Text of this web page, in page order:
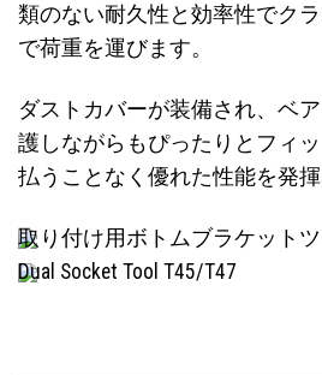
類のない耐久性と効率性でク
で荷重を運びます。
ダストカバーが装備され、ベ
護しながらもぴったりとフィ
払うことなく優れた性能を発揮
取り付け用ボトムブラケット
Dual Socket Tool T45/T47